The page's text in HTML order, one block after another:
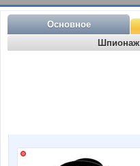
Основное
Шпионаж